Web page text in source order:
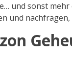
und sonst
und